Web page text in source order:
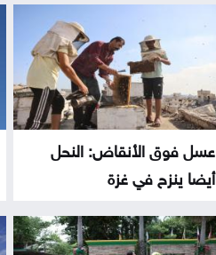
عسل فوق الأنقاض: النحل
أيضا ينزح في غزة